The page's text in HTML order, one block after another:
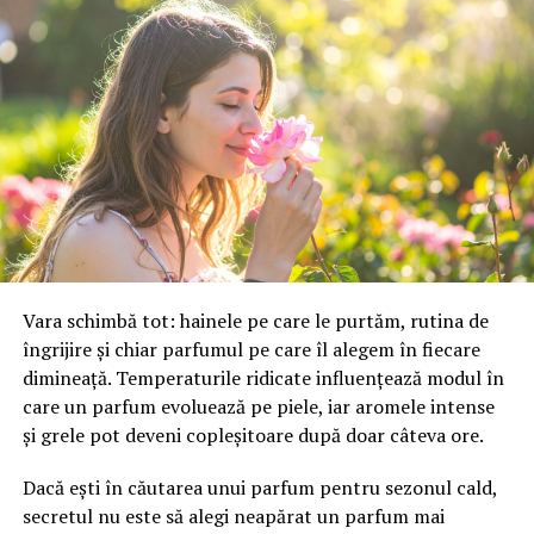
documente au un fel de date incomplete care pot afecta
un rezultat distorsionat. Acestea includ amortizarea sau
costurile la crearea stocurilor pentru viitor (de exemplu,
sub formă de materiale, pregătire a personalului sau
mărfuri din depozit). Prin urmare, un alt document
important care îți va permite determinarea stării
financiare este situația fluxurilor de numerar. Aici vei
găsi date despre venituri și cheltuieli, iar acest lucru va
permite o mai bună evaluare a managementului
acestora.
Aplicația de analiză financiară Doctor Business te poate
ajuta să descoperi în timp record care este situația
companiei tale și te ajută să înțelegi într-un mod foarte
ușor cum o poți îmbunătăți.
Când trebuie evaluată situația
Vara schimbă tot: hainele pe care le purtăm, rutina de
îngrijire și chiar parfumul pe care îl alegem în fiecare
dimineață. Temperaturile ridicate influențează modul în
care un parfum evoluează pe piele, iar aromele intense
și grele pot deveni copleșitoare după doar câteva ore.
Dacă ești în căutarea unui parfum pentru sezonul cald,
secretul nu este să alegi neapărat un parfum mai